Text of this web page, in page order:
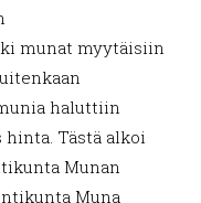
munat myytäisiin
haluttiin
Tästä alkoi
Munan
Muna